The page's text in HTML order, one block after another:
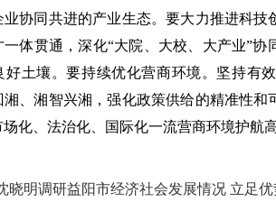
协同共进的产业生态。要大力推进科技
一体贯通，深化“大院、大校、大产业”
好土壤。要持续优化营商环境。坚持有
湘、湘智兴湘，强化政策供给的精准性
化、法治化、国际化一流营商环境护航
晓明调研益阳市经济社会发展情况 立足